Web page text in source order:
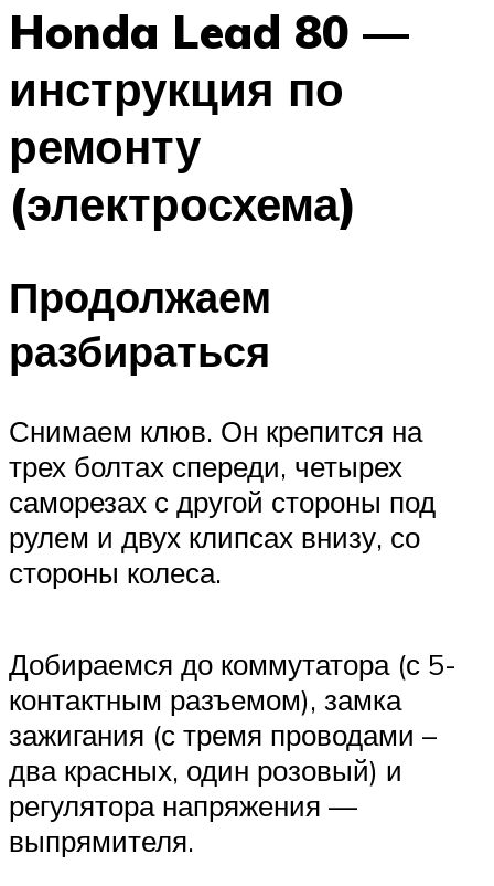
Honda Lead 80 —
инструкция по
ремонту
(электросхема)
Продолжаем
разбираться
Снимаем клюв. Он крепится на
трех болтах спереди, четырех
саморезах с другой стороны под
рулем и двух клипсах внизу, со
стороны колеса.
Добираемся до коммутатора (с 5-
контактным разъемом), замка
зажигания (с тремя проводами –
два красных, один розовый) и
регулятора напряжения —
выпрямителя.